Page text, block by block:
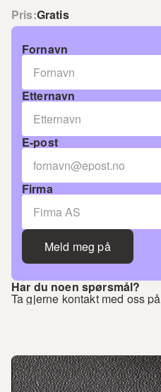
Fornavn
Etternavn
E-post
Firma
Meld meg på
Pris:Gratis
Har du noen spørsmål?
Ta gjerne kontakt med oss på